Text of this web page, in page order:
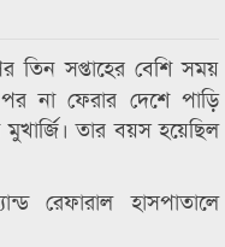
তিন সপ্তাহের বেশি সময়
পর না ফেরার দেশে পাড়ি
মুখার্জি। তার বয়স হয়েছিল
রেফারাল হাসপাতালে